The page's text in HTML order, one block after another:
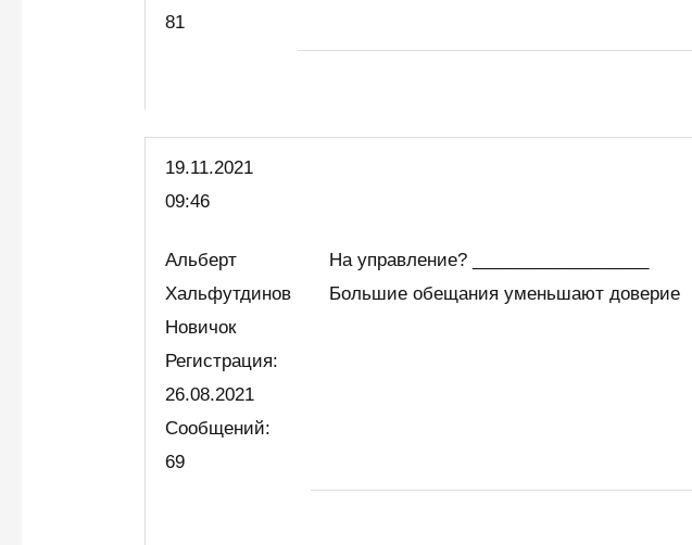
81
19.11.2021
09:46
Альберт
Хальфутдинов
Новичок
Регистрация:
26.08.2021
Сообщений:
69
На управление? __________________
Большие обещания уменьшают доверие